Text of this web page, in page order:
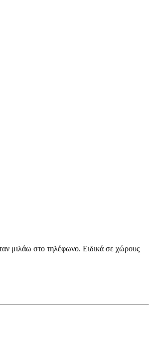
μιλάω στο τηλέφωνο. Ειδικά σε χώρους